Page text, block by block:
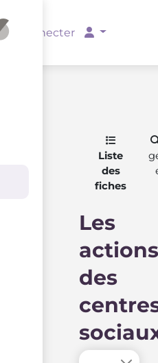
Se connecter
Liste
des
fiches
Les
actions
des